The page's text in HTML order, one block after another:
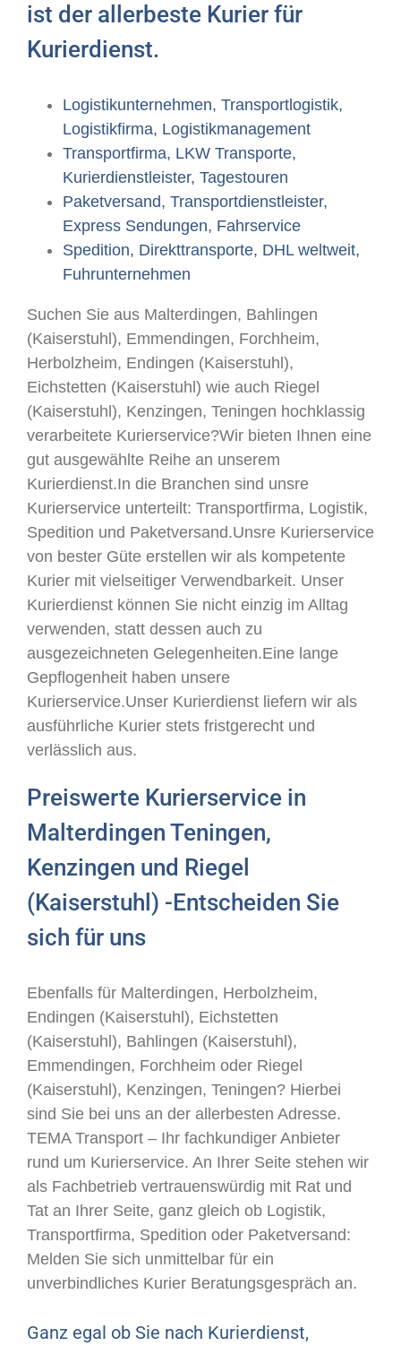
ist der allerbeste Kurier für
Kurierdienst.
Logistikunternehmen, Transportlogistik,
Logistikfirma, Logistikmanagement
Transportfirma, LKW Transporte,
Kurierdienstleister, Tagestouren
Paketversand, Transportdienstleister,
Express Sendungen, Fahrservice
Spedition, Direkttransporte, DHL weltweit,
Fuhrunternehmen
Suchen Sie aus Malterdingen, Bahlingen
(Kaiserstuhl), Emmendingen, Forchheim,
Herbolzheim, Endingen (Kaiserstuhl),
Eichstetten (Kaiserstuhl) wie auch Riegel
(Kaiserstuhl), Kenzingen, Teningen hochklassig
verarbeitete Kurierservice?Wir bieten Ihnen eine
gut ausgewählte Reihe an unserem
Kurierdienst.In die Branchen sind unsre
Kurierservice unterteilt: Transportfirma, Logistik,
Spedition und Paketversand.Unsre Kurierservice
von bester Güte erstellen wir als kompetente
Kurier mit vielseitiger Verwendbarkeit. Unser
Kurierdienst können Sie nicht einzig im Alltag
verwenden, statt dessen auch zu
ausgezeichneten Gelegenheiten.Eine lange
Gepflogenheit haben unsere
Kurierservice.Unser Kurierdienst liefern wir als
ausführliche Kurier stets fristgerecht und
verlässlich aus.
Preiswerte Kurierservice in
Malterdingen Teningen,
Kenzingen und Riegel
(Kaiserstuhl) -Entscheiden Sie
sich für uns
Ebenfalls für Malterdingen, Herbolzheim,
Endingen (Kaiserstuhl), Eichstetten
(Kaiserstuhl), Bahlingen (Kaiserstuhl),
Emmendingen, Forchheim oder Riegel
(Kaiserstuhl), Kenzingen, Teningen? Hierbei
sind Sie bei uns an der allerbesten Adresse.
TEMA Transport – Ihr fachkundiger Anbieter
rund um Kurierservice. An Ihrer Seite stehen wir
als Fachbetrieb vertrauenswürdig mit Rat und
Tat an Ihrer Seite, ganz gleich ob Logistik,
Transportfirma, Spedition oder Paketversand:
Melden Sie sich unmittelbar für ein
unverbindliches Kurier Beratungsgespräch an.
Ganz egal ob Sie nach Kurierdienst,